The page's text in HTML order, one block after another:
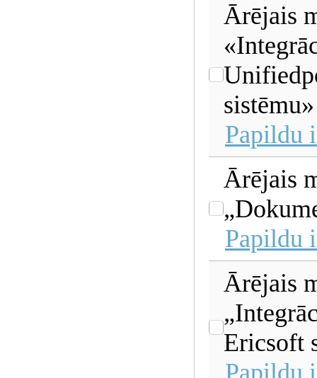
Ārējais
sistēmu»
Papildu
Ārējais
Papildu
Ārējais
Ericsoft
Papildu